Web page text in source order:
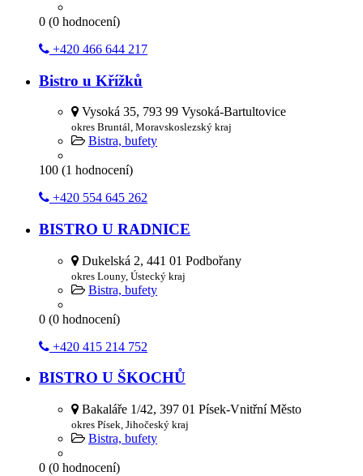
0 (0 hodnocení)
+420 466 644 217
Bistro u Křížků
Vysoká 35, 793 99 Vysoká-Bartultovice
okres Bruntál, Moravskoslezský kraj
Bistra, bufety
100 (1 hodnocení)
+420 554 645 262
BISTRO U RADNICE
Dukelská 2, 441 01 Podbořany
okres Louny, Ústecký kraj
Bistra, bufety
0 (0 hodnocení)
+420 415 214 752
BISTRO U ŠKOCHŮ
Bakaláře 1/42, 397 01 Písek-Vnitřní Město
okres Písek, Jihočeský kraj
Bistra, bufety
0 (0 hodnocení)